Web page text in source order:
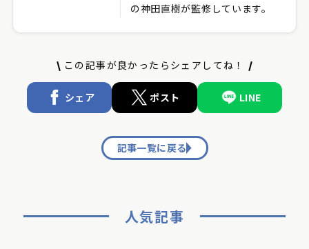
の神田直樹が監修しています。
この記事が良かったらシェアしてね！
シェア ポスト LINE
記事一覧に戻る
人気記事